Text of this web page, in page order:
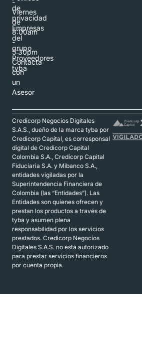
-
Viernes
de
8:00am
-
5:30pm
Contacta
con
un
Asesor
de
privacidad
Empresas
del
grupo
Proveedores
tyba
Credicorp Negocios Digitales
S.A.S., dueño de la marca tyba por
Credicorp Capital, es corresponsal
digital de Credicorp Capital
Colombia S.A., Credicorp Capital
Fiduciaria S.A. y Mibanco S.A.,
entidades vigiladas por la
Superintendencia Financiera de
Colombia (las “Entidades”). Las
Entidades son quienes ofrecen y
prestan los productos a través de
tyba y asumen plena
responsabilidad por los servicios
prestados. Credicorp Negocios
Digitales S.A.S. no está autorizado
para prestar servicios financieros
por cuenta propia.